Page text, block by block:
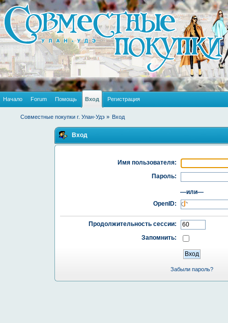
Начало Forum Помощь Вход Регистрация
Совместные покупки г. Улан-Удэ » Вход
Вход
Имя пользователя:
Пароль:
—или—
OpenID:
Продолжительность сессии:
Запомнить:
Забыли пароль?